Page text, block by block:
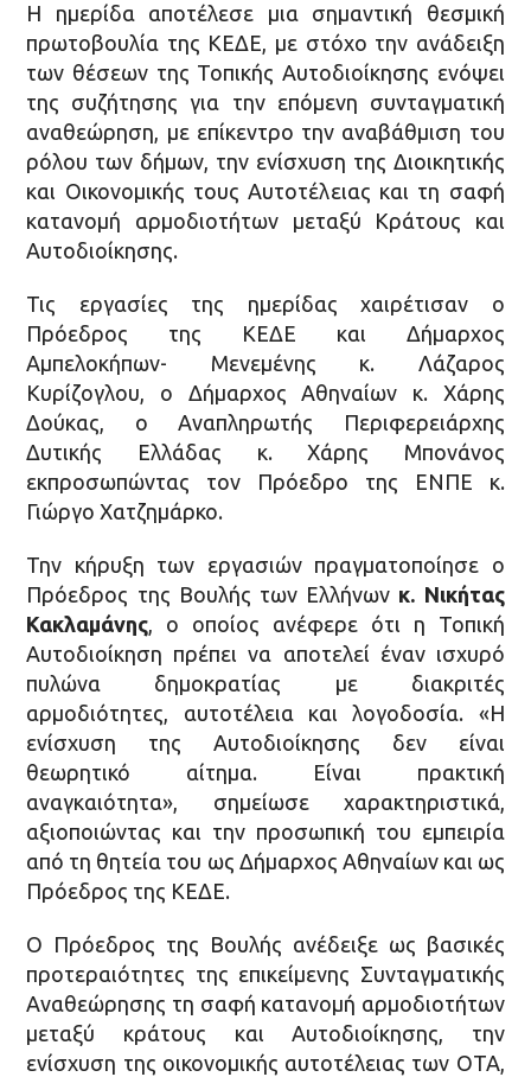
Η ημερίδα αποτέλεσε μια σημαντική θεσμική
πρωτοβουλία της ΚΕΔΕ, με στόχο την ανάδειξη
των θέσεων της Τοπικής Αυτοδιοίκησης ενόψει
της συζήτησης για την επόμενη συνταγματική
αναθεώρηση, με επίκεντρο την αναβάθμιση του
ρόλου των δήμων, την ενίσχυση της Διοικητικής
και Οικονομικής τους Αυτοτέλειας και τη σαφή
κατανομή αρμοδιοτήτων μεταξύ Κράτους και
Αυτοδιοίκησης.
Τις εργασίες της ημερίδας χαιρέτισαν ο
Πρόεδρος της ΚΕΔΕ και Δήμαρχος
Αμπελοκήπων- Μενεμένης κ. Λάζαρος
Κυρίζογλου, ο Δήμαρχος Αθηναίων κ. Χάρης
Δούκας, ο Αναπληρωτής Περιφερειάρχης
Δυτικής Ελλάδας κ. Χάρης Μπονάνος
εκπροσωπώντας τον Πρόεδρο της ΕΝΠΕ κ.
Γιώργο Χατζημάρκο.
Την κήρυξη των εργασιών πραγματοποίησε ο
Πρόεδρος της Βουλής των Ελλήνων κ. Νικήτας
Κακλαμάνης, ο οποίος ανέφερε ότι η Τοπική
Αυτοδιοίκηση πρέπει να αποτελεί έναν ισχυρό
πυλώνα δημοκρατίας με διακριτές
αρμοδιότητες, αυτοτέλεια και λογοδοσία. «Η
ενίσχυση της Αυτοδιοίκησης δεν είναι
θεωρητικό αίτημα. Είναι πρακτική
αναγκαιότητα», σημείωσε χαρακτηριστικά,
αξιοποιώντας και την προσωπική του εμπειρία
από τη θητεία του ως Δήμαρχος Αθηναίων και ως
Πρόεδρος της ΚΕΔΕ.
Ο Πρόεδρος της Βουλής ανέδειξε ως βασικές
προτεραιότητες της επικείμενης Συνταγματικής
Αναθεώρησης τη σαφή κατανομή αρμοδιοτήτων
μεταξύ κράτους και Αυτοδιοίκησης, την
ενίσχυση της οικονομικής αυτοτέλειας των ΟΤΑ,